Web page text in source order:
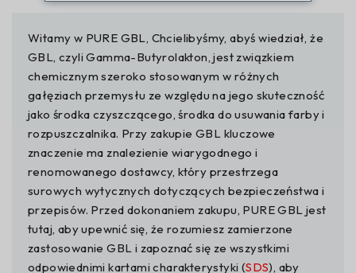
Witamy w PURE GBL, Chcielibyśmy, abyś wiedział, że
GBL, czyli Gamma-Butyrolakton, jest związkiem
chemicznym szeroko stosowanym w różnych
gałęziach przemysłu ze względu na jego skuteczność
jako środka czyszczącego, środka do usuwania farby i
rozpuszczalnika. Przy zakupie GBL kluczowe
znaczenie ma znalezienie wiarygodnego i
renomowanego dostawcy, który przestrzega
surowych wytycznych dotyczących bezpieczeństwa i
przepisów. Przed dokonaniem zakupu, PURE GBL jest
tutaj, aby upewnić się, że rozumiesz zamierzone
zastosowanie GBL i zapoznać się ze wszystkimi
odpowiednimi kartami charakterystyki (SDS), aby